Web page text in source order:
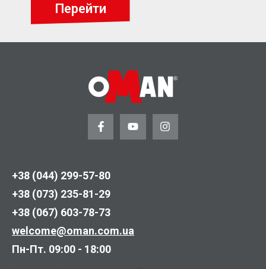
Перейти
+38 (044) 299-57-80
+38 (073) 235-81-29
+38 (067) 603-78-73
welcome@oman.com.ua
Пн-Пт. 09:00 - 18:00